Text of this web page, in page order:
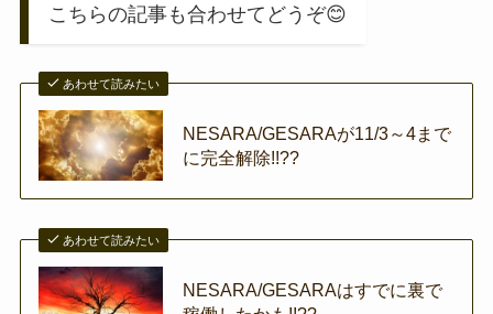
こちらの記事も合わせてどうぞ😊
あわせて読みたい
NESARA/GESARAが11/3～4まで
に完全解除!!??
あわせて読みたい
NESARA/GESARAはすでに裏で